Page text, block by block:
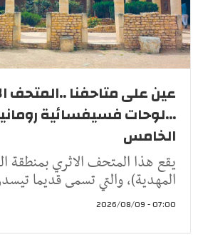
عين على متاحفنا ..المتحف
...لوحات فسيفسائية
الخامس
يقع هذا المتحف الاثري بمنطقة
المهدية)، والتي تسمى قديما
07:00 - 2026/08/09